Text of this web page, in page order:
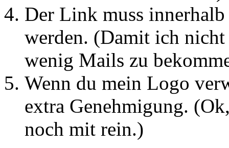
Der Link muss
werden. (Damit ich
wenig Mails zu
Wenn du mein Logo
extra Genehmigung.
noch mit rein.)